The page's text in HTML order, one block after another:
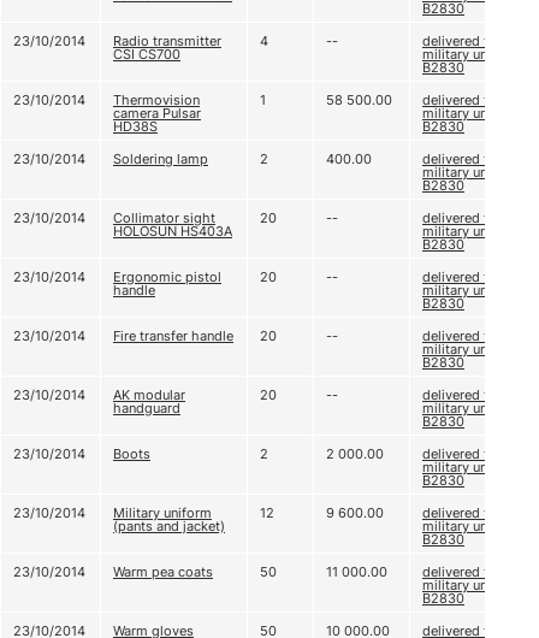
B2830
23/10/2014
Radio transmitter
CSI CS700
4 -- delivered to
military unit
B2830
23/10/2014
Thermovision
camera Pulsar
HD38S
1 58 500.00 delivered to
military unit
B2830
23/10/2014
Soldering lamp 2 400.00 delivered to
military unit
B2830
23/10/2014
Collimator sight
HOLOSUN HS403A
20 -- delivered to
military unit
B2830
23/10/2014
Ergonomic pistol
handle
20 -- delivered to
military unit
B2830
23/10/2014
Fire transfer handle 20 -- delivered to
military unit
B2830
23/10/2014
AK modular
handguard
20 -- delivered to
military unit
B2830
23/10/2014
Boots 2 2 000.00 delivered to
military unit
B2830
23/10/2014
Military uniform
(pants and jacket)
12 9 600.00 delivered to
military unit
B2830
23/10/2014
Warm pea coats 50 11 000.00 delivered to
military unit
B2830
23/10/2014
Warm gloves 50 10 000.00 delivered to